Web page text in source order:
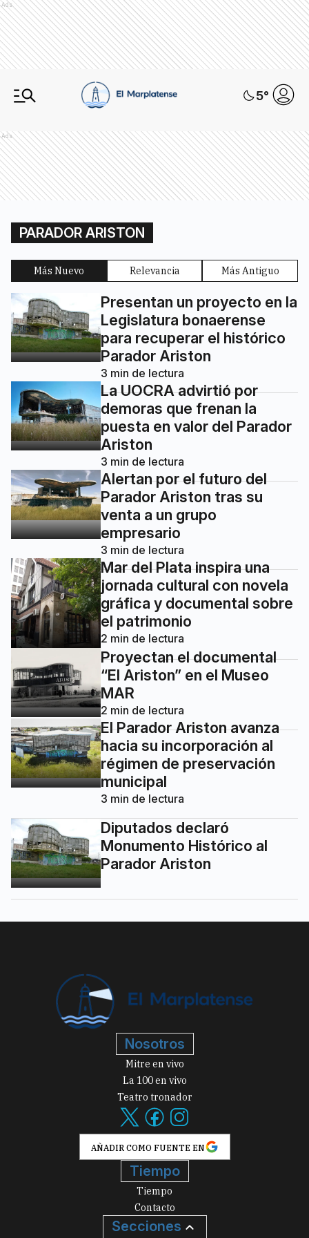
Ads
5°
Ads
PARADOR ARISTON
Más Nuevo Relevancia Más Antiguo
Presentan un proyecto en la
Legislatura bonaerense
para recuperar el histórico
Parador Ariston
3 min de lectura
La UOCRA advirtió por
demoras que frenan la
puesta en valor del Parador
Ariston
3 min de lectura
Alertan por el futuro del
Parador Ariston tras su
venta a un grupo
empresario
3 min de lectura
Mar del Plata inspira una
jornada cultural con novela
gráfica y documental sobre
el patrimonio
2 min de lectura
Proyectan el documental
“El Ariston” en el Museo
MAR
2 min de lectura
El Parador Ariston avanza
hacia su incorporación al
régimen de preservación
municipal
3 min de lectura
Diputados declaró
Monumento Histórico al
Parador Ariston
Nosotros
Mitre en vivo
La 100 en vivo
Teatro tronador
AÑADIR COMO FUENTE EN
Tiempo
Tiempo
Contacto
Secciones